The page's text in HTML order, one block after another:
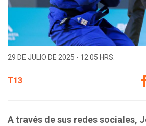
29 DE JULIO DE 2025 - 12:05 HRS.
T13
A través de sus redes sociales,